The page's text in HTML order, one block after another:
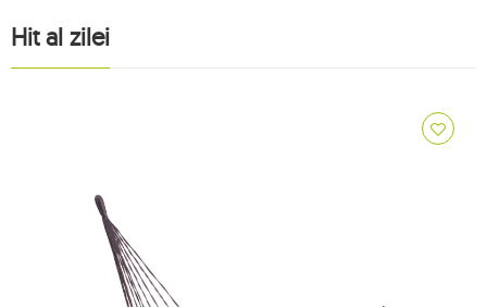
Hit al zilei